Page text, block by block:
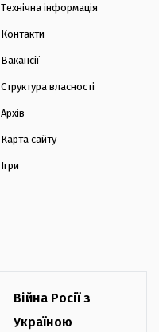
Технічна інформація
Контакти
Вакансії
Структура власності
Архів
Карта сайту
Ігри
Війна Росії з
Україною